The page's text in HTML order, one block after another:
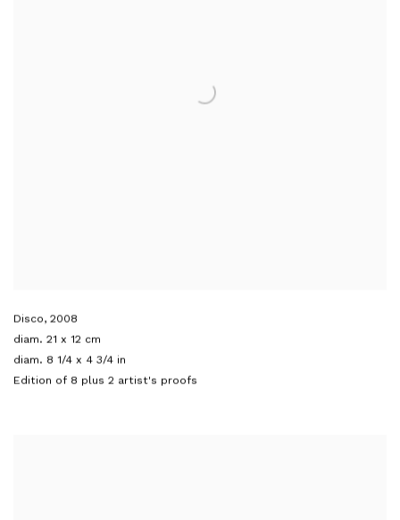
Disco, 2008
diam. 21 x 12 cm
diam. 8 1/4 x 4 3/4 in
Edition of 8 plus 2 artist's proofs